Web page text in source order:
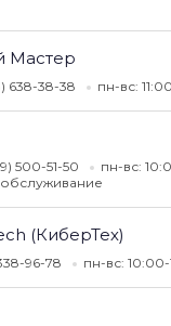
Мастер
638-38-38 пн-вс:
500-51-50 пн-вс:
(КиберТех)
96-78 пн-вс: